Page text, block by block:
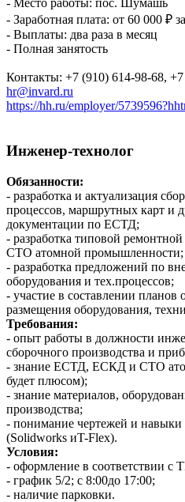
- Место работы: пос. Шумашь
- Заработная плата: от 60 000 ₽
- Выплаты: два раза в месяц
- Полная занятость
Контакты: +7 (910) 614-98-68,
hr@invard.ru
https://hh.ru/employer/
Инженер-технолог
Обязанности:
- разработка и актуализация
процессов, маршрутных карт и
документации по ЕСТД;
- разработка типовой
СТО атомной промышленности;
- разработка предложений по
оборудования и тех.процессов;
- участие в составлении планов
размещения оборудования,
Требования:
- опыт работы в должности
сборочного производства и
- знание ЕСТД, ЕСКД и СТО
будет плюсом);
- знание материалов,
производства;
- понимание чертежей и
(Solidworks иT-Flex).
Условия:
- оформление в соответствии с
- график 5/2; с 8:00до 17:00;
- наличие парковки.